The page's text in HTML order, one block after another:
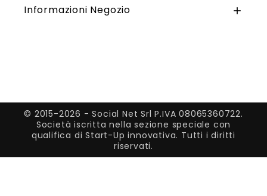
Informazioni Negozio 
© 2015-2026 - Social Net Srl P.IVA 08065360722.
Società iscritta nella sezione speciale con
qualifica di Start-Up innovativa. Tutti i diritti
riservati.